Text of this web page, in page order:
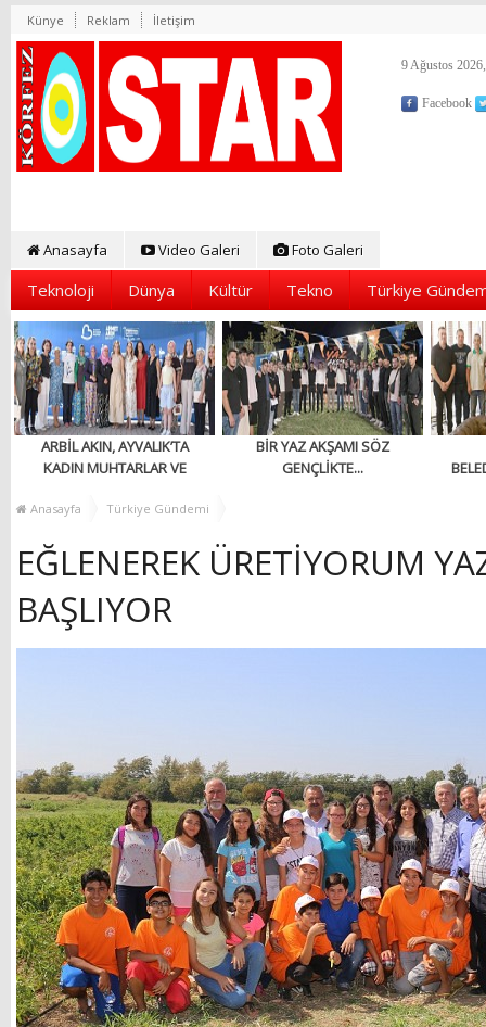
Künye Reklam İletişim
9 Ağustos
Facebook
Anasayfa Video Galeri Foto Galeri
Teknoloji Dünya Kültür Tekno Türkiye
ARBİL AKIN, AYVALIK’TA
KADIN MUHTARLAR VE
BULUŞTU
BİR YAZ AKŞAMI SÖZ
GENÇLİKTE...
Anasayfa Türkiye Gündemi
EĞLENEREK ÜRETİYORUM
BAŞLIYOR